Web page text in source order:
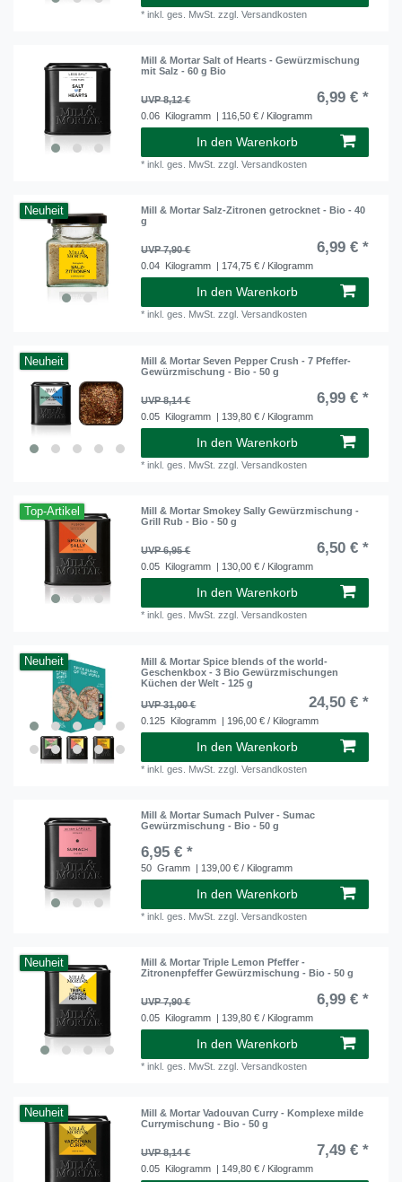
*inkl. ges. MwSt. zzgl.Versandkosten
Mill & Mortar Salt of Hearts - Gewürzmischung
mit Salz - 60 g Bio
UVP 8,12 € 6,99 € *
0.06 Kilogramm | 116,50 € / Kilogramm
In den Warenkorb
*inkl. ges. MwSt. zzgl.Versandkosten
Neuheit
Mill & Mortar Salz-Zitronen getrocknet - Bio - 40
g
UVP 7,90 € 6,99 € *
0.04 Kilogramm | 174,75 € / Kilogramm
In den Warenkorb
*inkl. ges. MwSt. zzgl.Versandkosten
Neuheit
Mill & Mortar Seven Pepper Crush - 7 Pfeffer-
Gewürzmischung - Bio - 50 g
UVP 8,14 € 6,99 € *
0.05 Kilogramm | 139,80 € / Kilogramm
In den Warenkorb
*inkl. ges. MwSt. zzgl.Versandkosten
Top-Artikel
Mill & Mortar Smokey Sally Gewürzmischung -
Grill Rub - Bio - 50 g
UVP 6,95 € 6,50 € *
0.05 Kilogramm | 130,00 € / Kilogramm
In den Warenkorb
*inkl. ges. MwSt. zzgl.Versandkosten
Neuheit
Mill & Mortar Spice blends of the world-
Geschenkbox - 3 Bio Gewürzmischungen
Küchen der Welt - 125 g
UVP 31,00 €
24,50 € *
0.125 Kilogramm | 196,00 € / Kilogramm
In den Warenkorb
*inkl. ges. MwSt. zzgl.Versandkosten
Mill & Mortar Sumach Pulver - Sumac
Gewürzmischung - Bio - 50 g
6,95 € *
50 Gramm | 139,00 € / Kilogramm
In den Warenkorb
*inkl. ges. MwSt. zzgl.Versandkosten
Neuheit
Mill & Mortar Triple Lemon Pfeffer -
Zitronenpfeffer Gewürzmischung - Bio - 50 g
UVP 7,90 € 6,99 € *
0.05 Kilogramm | 139,80 € / Kilogramm
In den Warenkorb
*inkl. ges. MwSt. zzgl.Versandkosten
Neuheit
Mill & Mortar Vadouvan Curry - Komplexe milde
Currymischung - Bio - 50 g
UVP 8,14 € 7,49 € *
0.05 Kilogramm | 149,80 € / Kilogramm